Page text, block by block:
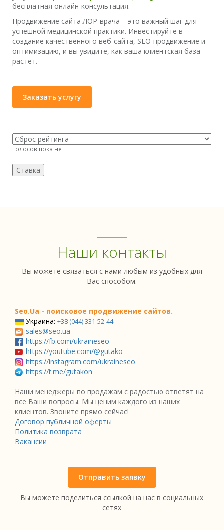
бесплатная онлайн-консультация.
Продвижение сайта ЛОР-врача – это важный шаг для
успешной медицинской практики. Инвестируйте в
создание качественного веб-сайта, SEO-продвижение и
оптимизацию, и вы увидите, как ваша клиентская база
растет.
Заказать услугу
Голосов пока нет
Наши контакты
Вы можете связаться с нами любым из удобных для
Вас способом.
Seo.Ua - поисковое продвижение сайтов.
Украина: +38 (044) 331-52-44
sales@seo.ua
https://fb.com/ukraineseo
https://youtube.com/@gutako
https://instagram.com/ukraineseo
https://t.me/gutakon
Наши менеджеры по продажам с радостью ответят на
все Ваши вопросы. Мы ценим каждого из наших
клиентов. Звоните прямо сейчас!
Договор публичной оферты
Политика возврата
Вакансии
Отправить заявку
Вы можете поделиться ссылкой на нас в социальных
сетях